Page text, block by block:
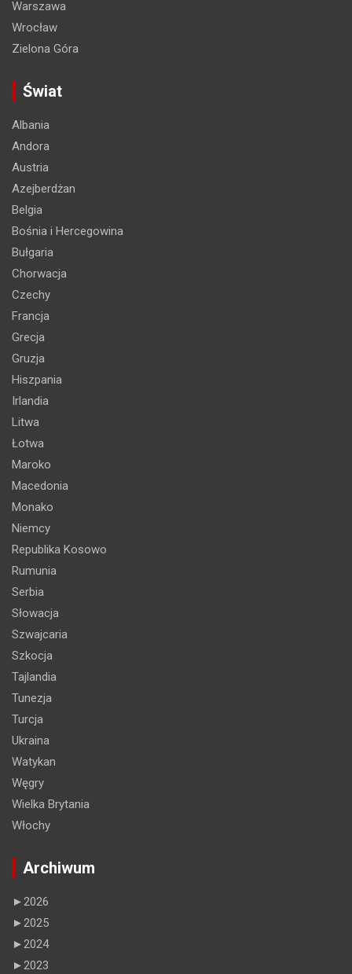
Warszawa
Wrocław
Zielona Góra
Świat
Albania
Andora
Austria
Azejberdżan
Belgia
Bośnia i Hercegowina
Bułgaria
Chorwacja
Czechy
Francja
Grecja
Gruzja
Hiszpania
Irlandia
Litwa
Łotwa
Maroko
Macedonia
Monako
Niemcy
Republika Kosowo
Rumunia
Serbia
Słowacja
Szwajcaria
Szkocja
Tajlandia
Tunezja
Turcja
Ukraina
Watykan
Węgry
Wielka Brytania
Włochy
Archiwum
►2026
►2025
►2024
►2023